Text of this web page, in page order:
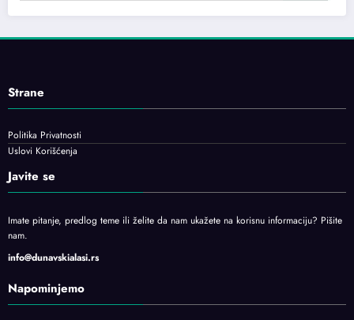
Strane
Politika Privatnosti
Uslovi Korišćenja
Javite se
Imate pitanje, predlog teme ili želite da nam ukažete na korisnu informaciju? Pišite
nam.
info@dunavskialasi.rs
Napominjemo